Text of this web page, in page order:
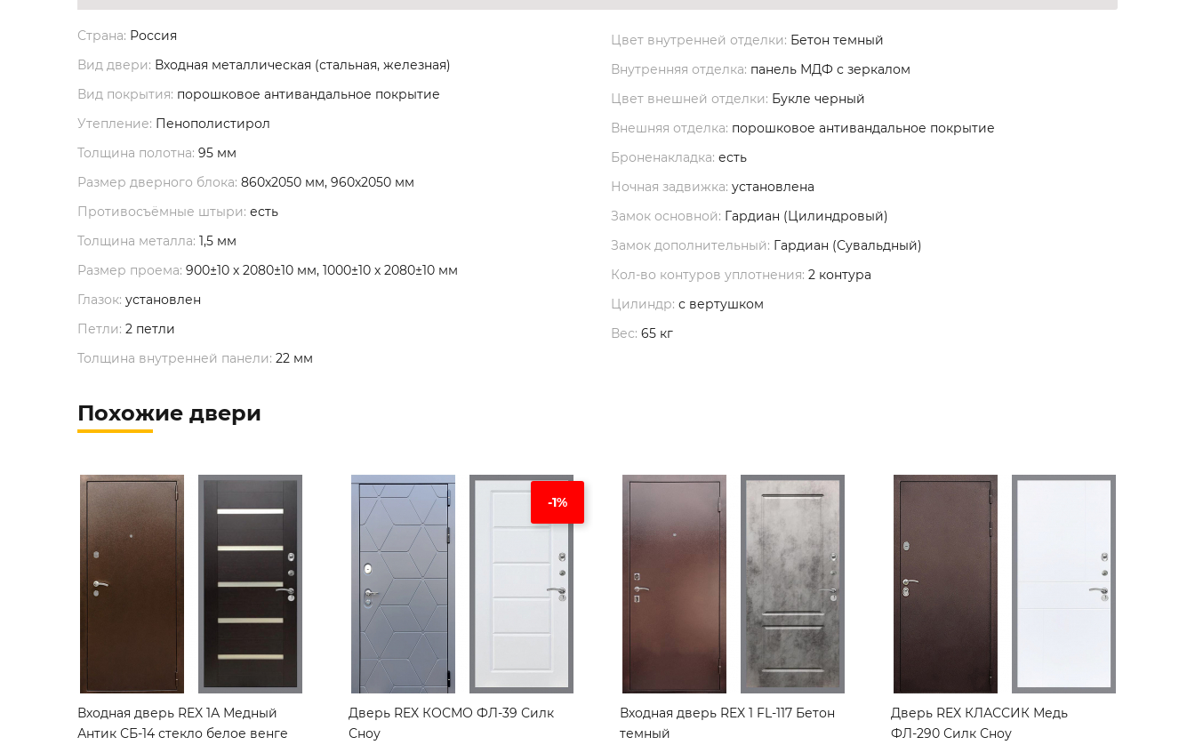
Страна: Россия
Вид двери: Входная металлическая (стальная, железная)
Вид покрытия: порошковое антивандальное покрытие
Утепление: Пенополистирол
Толщина полотна: 95 мм
Размер дверного блока: 860х2050 мм, 960х2050 мм
Противосъёмные штыри: есть
Толщина металла: 1,5 мм
Размер проема: 900±10 х 2080±10 мм, 1000±10 х 2080±10 мм
Глазок: установлен
Петли: 2 петли
Толщина внутренней панели: 22 мм
Цвет внутренней отделки: Бетон темный
Внутренняя отделка: панель МДФ с зеркалом
Цвет внешней отделки: Букле черный
Внешняя отделка: порошковое антивандальное покрытие
Броненакладка: есть
Ночная задвижка: установлена
Замок основной: Гардиан (Цилиндровый)
Замок дополнительный: Гардиан (Сувальдный)
Кол-во контуров уплотнения: 2 контура
Цилиндр: с вертушком
Вес: 65 кг
Похожие двери
Входная дверь REX 1А Медный
Антик СБ-14 стекло белое венге
-1%
Дверь REX КОСМО ФЛ-39 Силк
Сноу
Входная дверь REX 1 FL-117 Бетон
темный
Дверь REX КЛАССИК Медь
ФЛ-290 Силк Сноу